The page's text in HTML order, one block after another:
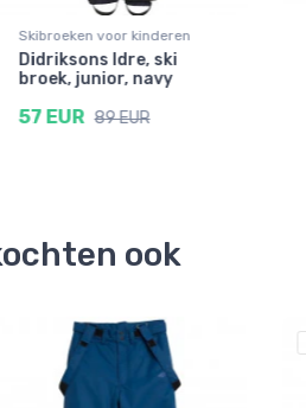
Skibroeken voor kinderen
Didriksons Idre, ski
broek, junior, navy
57 EUR 89 EUR
ook